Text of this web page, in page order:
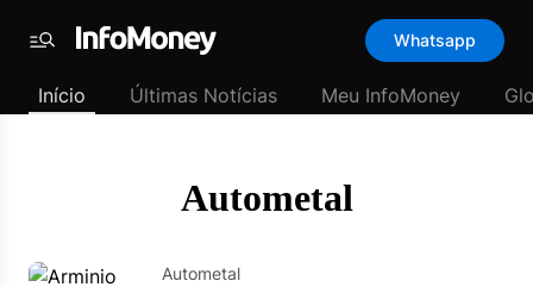
padrão
Últimas
Menu
Whatsapp
Início Últimas Notícias Meu InfoMoney
Autometal
Autometal